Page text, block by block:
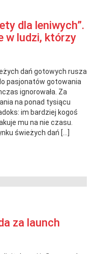
dla leniwych”.
w ludzi, którzy
dań gotowych rusza
pasjonatów gotowania
ignorowała. Za
na ponad tysiącu
im bardziej kogoś
mu na nie czasu.
świeżych dań […]
za launch